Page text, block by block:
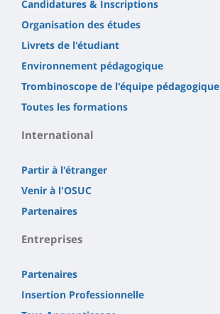
Candidatures & Inscriptions
Organisation des études
Livrets de l'étudiant
Environnement pédagogique
Trombinoscope de l'équipe pédagogique
Toutes les formations
International
Partir à l'étranger
Venir à l'OSUC
Partenaires
Entreprises
Partenaires
Insertion Professionnelle